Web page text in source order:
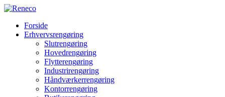
Forside
Erhvervsrengøring
Slutrengøring
Hovedrengøring
Flytterengøring
Industrirengøring
Håndværkerrengøring
Kontorrengøring